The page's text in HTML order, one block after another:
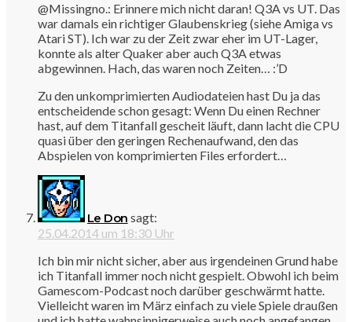
@Missingno.: Erinnere mich nicht daran! Q3A vs UT. Das
war damals ein richtiger Glaubenskrieg (siehe Amiga vs
Atari ST). Ich war zu der Zeit zwar eher im UT-Lager,
konnte als alter Quaker aber auch Q3A etwas
abgewinnen. Hach, das waren noch Zeiten… :’D
Zu den unkomprimierten Audiodateien hast Du ja das
entscheidende schon gesagt: Wenn Du einen Rechner
hast, auf dem Titanfall gescheit läuft, dann lacht die CPU
quasi über den geringen Rechenaufwand, den das
Abspielen von komprimierten Files erfordert…
Le Don sagt:
25.04.2014 um 18:30 Uhr
Ich bin mir nicht sicher, aber aus irgendeinen Grund habe
ich Titanfall immer noch nicht gespielt. Obwohl ich beim
Gamescom-Podcast noch darüber geschwärmt hatte.
Vielleicht waren im März einfach zu viele Spiele draußen